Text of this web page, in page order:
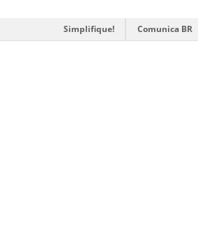
Simplifique! Comunica BR